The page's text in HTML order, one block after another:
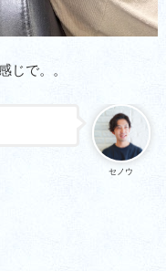
じで。。
セノウ